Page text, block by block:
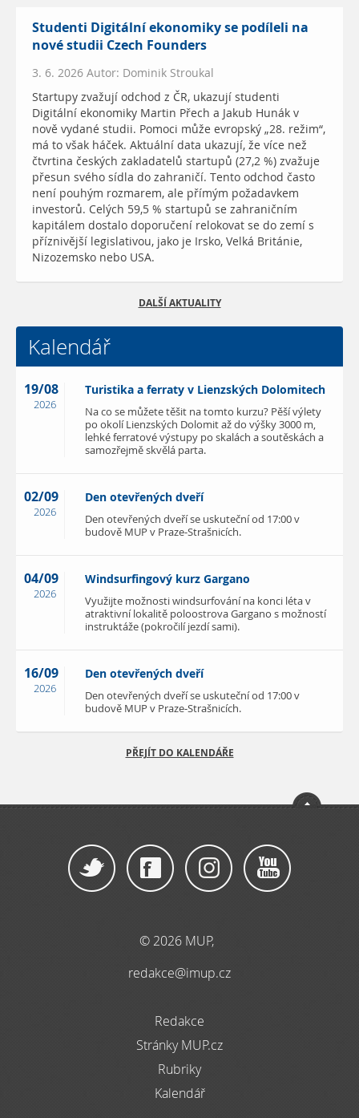
Studenti Digitální ekonomiky se podíleli na
nové studii Czech Founders
3. 6. 2026 Autor: Dominik Stroukal
Startupy zvažují odchod z ČR, ukazují studenti
Digitální ekonomiky Martin Přech a Jakub Hunák v
nově vydané studii. Pomoci může evropský „28. režim“,
má to však háček. Aktuální data ukazují, že více než
čtvrtina českých zakladatelů startupů (27,2 %) zvažuje
přesun svého sídla do zahraničí. Tento odchod často
není pouhým rozmarem, ale přímým požadavkem
investorů. Celých 59,5 % startupů se zahraničním
kapitálem dostalo doporučení relokovat se do zemí s
příznivější legislativou, jako je Irsko, Velká Británie,
Nizozemsko nebo USA.
DALŠÍ AKTUALITY
Kalendář
19/08
2026
Turistika a ferraty v Lienzských Dolomitech
Na co se můžete těšit na tomto kurzu? Pěší výlety
po okolí Lienzských Dolomit až do výšky 3000 m,
lehké ferratové výstupy po skalách a soutěskách a
samozřejmě skvělá parta.
02/09
2026
Den otevřených dveří
Den otevřených dveří se uskuteční od 17:00 v
budově MUP v Praze-Strašnicích.
04/09
2026
Windsurfingový kurz Gargano
Využijte možnosti windsurfování na konci léta v
atraktivní lokalitě poloostrova Gargano s možností
instruktáže (pokročilí jezdí sami).
16/09
2026
Den otevřených dveří
Den otevřených dveří se uskuteční od 17:00 v
budově MUP v Praze-Strašnicích.
PŘEJÍT DO KALENDÁŘE
© 2026 MUP,
redakce@imup.cz
Redakce
Stránky MUP.cz
Rubriky
Kalendář